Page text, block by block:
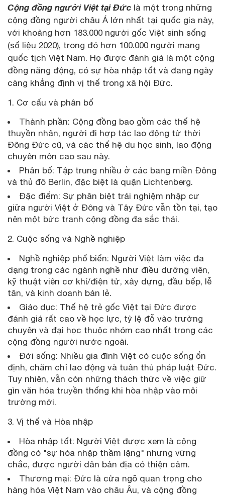
Cộng đồng người Việt tại Đức là một trong những
cộng đồng người châu Á lớn nhất tại quốc gia này,
với khoảng hơn 183.000 người gốc Việt sinh sống
(số liệu 2020), trong đó hơn 100.000 người mang
quốc tịch Việt Nam. Họ được đánh giá là một cộng
đồng năng động, có sự hòa nhập tốt và đang ngày
càng khẳng định vị thế trong xã hội Đức.
Cơ cấu và phân bố
Thành phần: Cộng đồng bao gồm các thế hệ
thuyền nhân, người đi hợp tác lao động từ thời
Đông Đức cũ, và các thế hệ du học sinh, lao động
chuyên môn cao sau này.
Phân bố: Tập trung nhiều ở các bang miền Đông
và thủ đô Berlin, đặc biệt là quận Lichtenberg.
Đặc điểm: Sự phân biệt trải nghiệm nhập cư
giữa người Việt ở Đông và Tây Đức vẫn tồn tại, tạo
nên một bức tranh cộng đồng đa sắc thái.
2. Cuộc sống và Nghề nghiệp
Nghề nghiệp phổ biến: Người Việt làm việc đa
dạng trong các ngành nghề như điều dưỡng viên,
kỹ thuật viên cơ khí/điện tử, xây dựng, đầu bếp, lễ
tân, và kinh doanh bán lẻ.
Giáo dục: Thế hệ trẻ gốc Việt tại Đức được
đánh giá rất cao về học lực, tỷ lệ đỗ vào trường
chuyên và đại học thuộc nhóm cao nhất trong các
cộng đồng người nước ngoài.
Đời sống: Nhiều gia đình Việt có cuộc sống ổn
định, chăm chỉ lao động và tuân thủ pháp luật Đức.
Tuy nhiên, vẫn còn những thách thức về việc giữ
gìn văn hóa truyền thống khi hòa nhập vào môi
trường mới.
3. Vị thế và Hòa nhập
Hòa nhập tốt: Người Việt được xem là cộng
đồng có "sự hòa nhập thầm lặng" nhưng vững
chắc, được người dân bản địa có thiện cảm.
Thương mại: Đức là cửa ngõ quan trọng cho
hàng hóa Việt Nam vào châu Âu, và cộng đồng